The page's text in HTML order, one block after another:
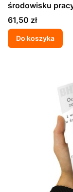
środowisku
biologicznych
Cena
61,50 zł
Do koszyka